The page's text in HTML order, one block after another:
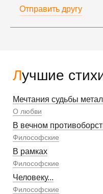
Лучшие
Мечтания судьбы
О любви
В вечном
Философские
В рамках
Философские
Человеку...
Философские
Отправить другу